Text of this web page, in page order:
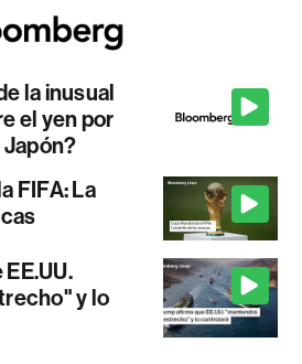
la inusual
el yen por
Japón?
FIFA: La
y lo